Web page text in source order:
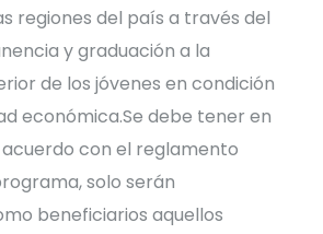
regiones del país a través del
y graduación a la
de los jóvenes en condición
económica.Se debe tener en
con el reglamento
solo serán
beneficiarios aquellos